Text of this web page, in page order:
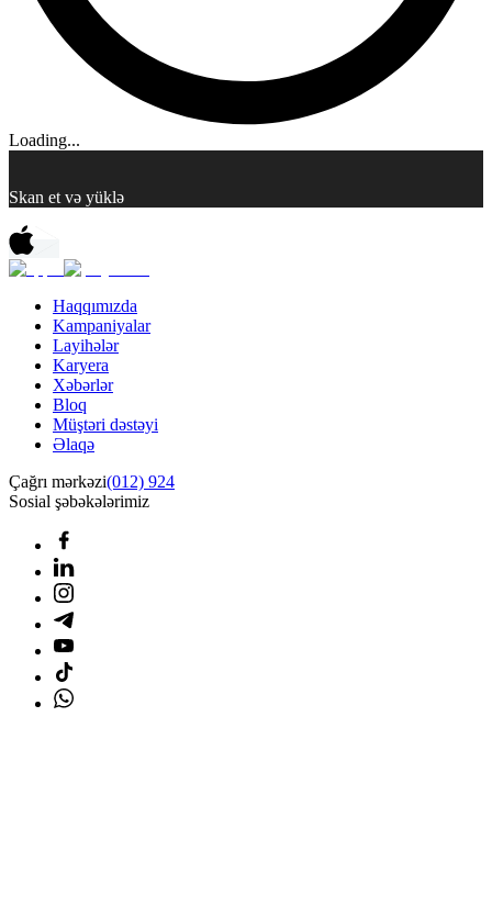
Loading...
Skan et və yüklə
Haqqımızda
Kampaniyalar
Layihələr
Karyera
Xəbərlər
Bloq
Müştəri dəstəyi
Əlaqə
Çağrı mərkəzi(012) 924
Sosial şəbəkələrimiz